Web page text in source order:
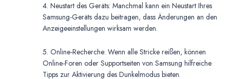
4. Neustart des Geräts: Manchmal kann ein Neustart Ihres
Samsung-Geräts dazu beitragen, dass Änderungen an den
Anzeigeeinstellungen wirksam werden.
5. Online-Recherche: Wenn alle Stricke reißen, können
Online-Foren oder Supportseiten von Samsung hilfreiche
Tipps zur Aktivierung des Dunkelmodus bieten.